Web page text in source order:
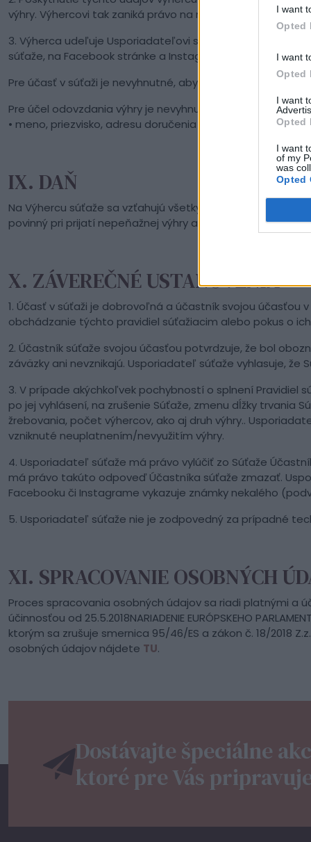
I want
Opted
I want
Opted
I want
Opted
I want
of my
was
Opted
výhry. Výhercovi tak zaniká právo na nadobudnutie výhry.
3. Výherca udeľuje Usporiadateľovi súťaže súhlas na
súťaže, na Facebook stránke a Instagram profile, kde
Pre účasť v súťaži je nevyhnutné, aby Usporiadateľ
Pre účel odovzdania výhry je nevyhnutné, aby Výherca
• meno, priezvisko, adresu doručenia (ulica, číslo domu,
IX. DAŇ
Na Výhercu súťaže sa vzťahujú všetky riziká a záväzky
povinný pri prijatí nepeňažnej výhry alebo ceny, ktorej
X. ZÁVEREČNÉ USTANOVENIA
1. Účasť v súťaži je dobrovoľná a účastník svojou účasťou
obchádzanie týchto pravidiel súťažiacim alebo pokus o
2. Účastník súťaže svojou účasťou potvrdzuje, že bol
záväzky ani nevznikajú. Usporiadateľ súťaže vyhlasuje,
3. V prípade akýchkoľvek pochybností o splnení Pravidiel
po jej vyhlásení, na zrušenie Súťaže, zmenu dĺžky trvania
žrebovania, počet výhercov, ako aj druh výhry..
vzniknuté neuplatnením/nevyužitím výhry.
4. Usporiadateľ súťaže má právo vylúčiť zo Súťaže
má právo takúto odpoveď Účastníka súťaže zmazať.
Facebooku či Instagrame vykazuje známky nekalého
5. Usporiadateľ súťaže nie je zodpovedný za prípadné
XI. SPRACOVANIE OSOBNÝCH
Proces spracovania osobných údajov sa riadi platnými a
účinnosťou od 25.5.2018NARIADENIE EURÓPSKEHO
ktorým sa zrušuje smernica 95/46/ES a zákon č. 18/2018
osobných údajov nájdete TU.
Dostávajte špeciálne
ktoré pre Vás